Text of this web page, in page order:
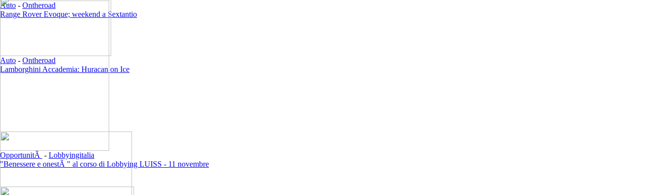
Auto - Ontheroad
Range Rover Evoque; weekend a Sextantio
Auto - Ontheroad
Lamborghini Accademia: Huracan on Ice
OpportunitÃ - Lobbyingitalia
"Benessere e onestÃ " al corso di Lobbying LUISS - 11 novembre